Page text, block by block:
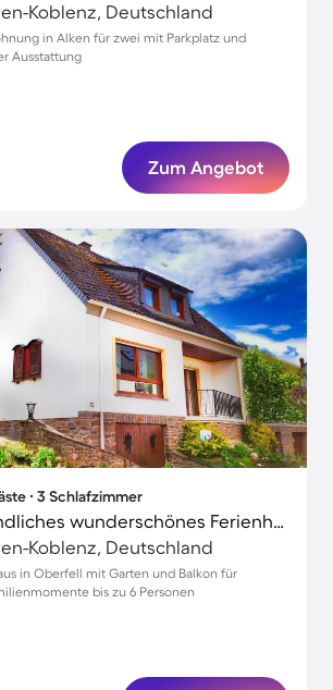
Koblenz, Deutschland
in Alken für zwei mit Parkplatz und
Ausstattung
Zum Angebot
∙ 3 Schlafzimmer
Familienfreundliches wunderschönes Ferienhaus mit Garten und Terrasse
Koblenz, Deutschland
in Oberfell mit Garten und Balkon für
bis zu 6 Personen